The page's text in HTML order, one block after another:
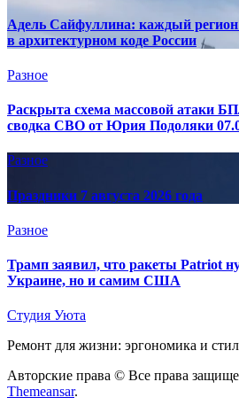
Адель Сайфуллина: каждый
в архитектурном коде России
Разное
Раскрыта схема массовой атаки
сводка СВО от Юрия Подоляки
Разное
Праздники 7 августа 2026 года
Разное
Трамп заявил, что ракеты Patriot
Украине, но и самим США
Студия Уюта
Ремонт для жизни: эргономика и
Авторские права © Все права
Themeansar.